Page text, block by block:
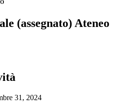
(assegnato) Ateneo
31, 2024